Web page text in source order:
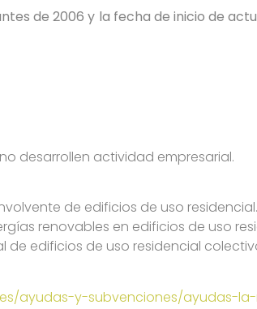
de 2006 y la fecha de inicio de
desarrollen actividad empresarial.
de edificios de uso residencial.
renovables en edificios de uso
de edificios de uso residencial
ayudas-y-subvenciones/ayudas-